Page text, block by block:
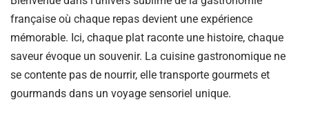
française où chaque repas devient une expérience
mémorable. Ici, chaque plat raconte une histoire, chaque
saveur évoque un souvenir. La cuisine gastronomique ne
se contente pas de nourrir, elle transporte gourmets et
gourmands dans un voyage sensoriel unique.